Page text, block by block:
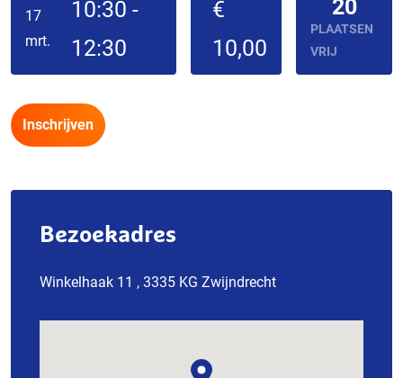
17
mrt.
10:30 -
12:30
€
10,00
20
PLAATSEN
VRIJ
Inschrijven
Bezoekadres
Winkelhaak 11 , 3335 KG Zwijndrecht